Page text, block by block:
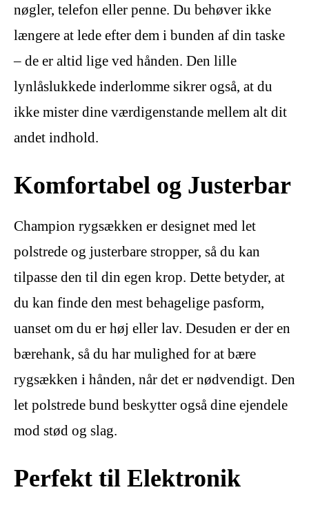
nøgler, telefon eller penne. Du behøver ikke
længere at lede efter dem i bunden af din taske
– de er altid lige ved hånden. Den lille
lynlåslukkede inderlomme sikrer også, at du
ikke mister dine værdigenstande mellem alt dit
andet indhold.
Komfortabel og Justerbar
Champion rygsækken er designet med let
polstrede og justerbare stropper, så du kan
tilpasse den til din egen krop. Dette betyder, at
du kan finde den mest behagelige pasform,
uanset om du er høj eller lav. Desuden er der en
bærehank, så du har mulighed for at bære
rygsækken i hånden, når det er nødvendigt. Den
let polstrede bund beskytter også dine ejendele
mod stød og slag.
Perfekt til Elektronik